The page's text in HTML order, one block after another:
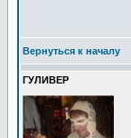
Вернуться к началу
ГУЛИВЕР